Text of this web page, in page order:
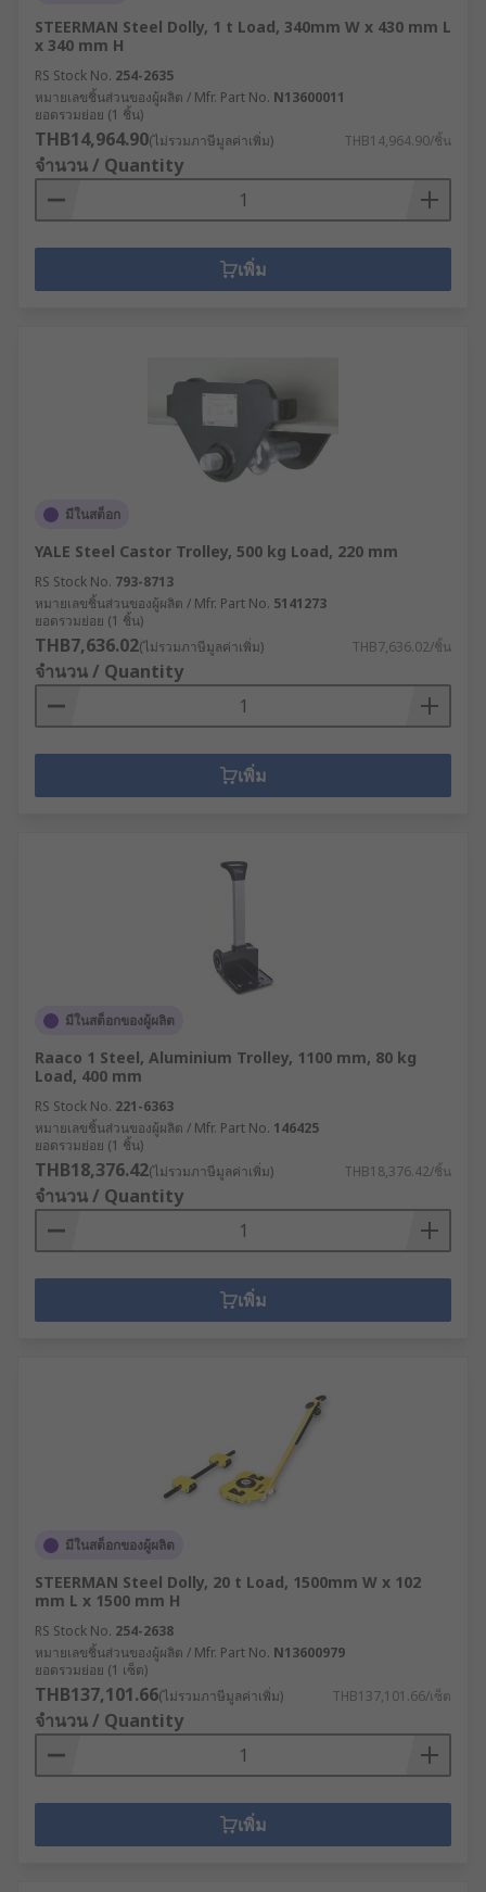
STEERMAN Steel Dolly, 1 t Load, 340mm W x 430 mm L
x 340 mm H
RS Stock No. 254-2635
หมายเลขชิ้นส่วนของผู้ผลิต / Mfr. Part No. N13600011
ยอดรวมย่อย (1 ชิ้น)
THB14,964.90(ไม่รวมภาษีมูลค่าเพิ่ม) THB14,964.90/ชิ้น
จำนวน / Quantity
เพิ่ม
มีในสต็อก
YALE Steel Castor Trolley, 500 kg Load, 220 mm
RS Stock No. 793-8713
หมายเลขชิ้นส่วนของผู้ผลิต / Mfr. Part No. 5141273
ยอดรวมย่อย (1 ชิ้น)
THB7,636.02(ไม่รวมภาษีมูลค่าเพิ่ม) THB7,636.02/ชิ้น
จำนวน / Quantity
เพิ่ม
มีในสต็อกของผู้ผลิต
Raaco 1 Steel, Aluminium Trolley, 1100 mm, 80 kg
Load, 400 mm
RS Stock No. 221-6363
หมายเลขชิ้นส่วนของผู้ผลิต / Mfr. Part No. 146425
ยอดรวมย่อย (1 ชิ้น)
THB18,376.42(ไม่รวมภาษีมูลค่าเพิ่ม) THB18,376.42/ชิ้น
จำนวน / Quantity
เพิ่ม
มีในสต็อกของผู้ผลิต
STEERMAN Steel Dolly, 20 t Load, 1500mm W x 102
mm L x 1500 mm H
RS Stock No. 254-2638
หมายเลขชิ้นส่วนของผู้ผลิต / Mfr. Part No. N13600979
ยอดรวมย่อย (1 เซ็ต)
THB137,101.66(ไม่รวมภาษีมูลค่าเพิ่ม) THB137,101.66/เซ็ต
จำนวน / Quantity
เพิ่ม